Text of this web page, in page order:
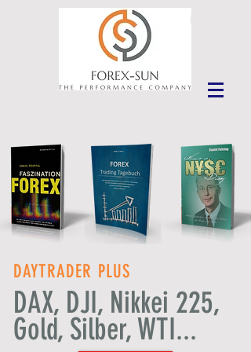
DAYTRADER PLUS
DAX, DJI, Nikkei 225,
Gold, Silber, WTI...